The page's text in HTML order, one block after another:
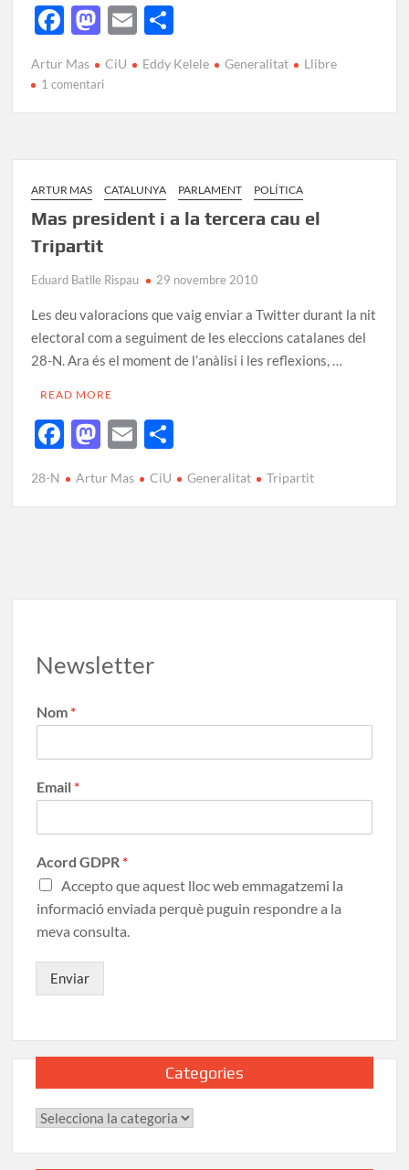
F
e
b
o
k
M
to
d
n
E
ail m
p
te
ix
Artur Mas CiU Eddy Kelele Generalitat Llibre
1 comentari
ARTUR MAS CATALUNYA PARLAMENT POLÍTICA
Mas president i a la tercera cau el
Tripartit
Eduard Batlle Rispau 29 novembre 2010
Les deu valoracions que vaig enviar a Twitter durant la nit
electoral com a seguiment de les eleccions catalanes del
28-N. Ara és el moment de l’anàlisi i les reflexions, …
READ MORE
F
e
k
M
to
E
ail m
ix
28-N Artur Mas CiU Generalitat Tripartit
Newsletter
Nom *
Email *
Acord GDPR *
Accepto que aquest lloc web emmagatzemi la
informació enviada perquè puguin respondre a la
meva consulta.
Enviar
Categories